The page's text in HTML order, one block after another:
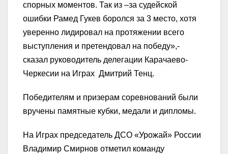
спорных моментов. Так из –за судейской
ошибки Рамед Гукев боролся за 3 место, хотя
уверенно лидировал на протяжении всего
выступления и претендовал на победу»,-
сказал руководитель делегации Карачаево-
Черкесии на Играх Дмитрий Тенц.
Победителям и призерам соревнований были
вручены памятные кубки, медали и дипломы.
На Играх председатель ДСО «Урожай» России
Владимир Смирнов отметил команду